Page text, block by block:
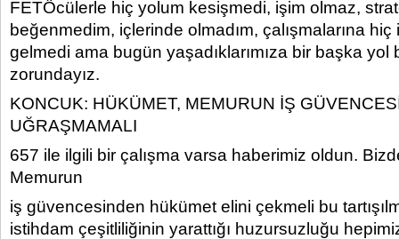
FETÖcülerle hiç yolum kesişmedi, işim olmaz,
beğenmedim, içlerinde olmadım, çalışmalarına
gelmedi ama bugün yaşadıklarımıza bir başka yol
zorundayız.
KONCUK: HÜKÜMET, MEMURUN İŞ
UĞRAŞMAMALI
657 ile ilgili bir çalışma varsa haberimiz oldun.
Memurun
iş güvencesinden hükümet elini çekmeli bu
istihdam çeşitliliğinin yarattığı huzursuzluğu